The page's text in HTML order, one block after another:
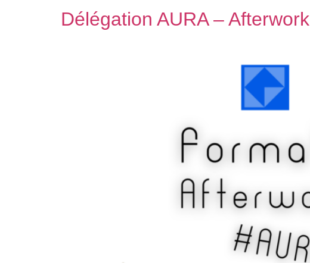
Délégation AURA – Afterwork